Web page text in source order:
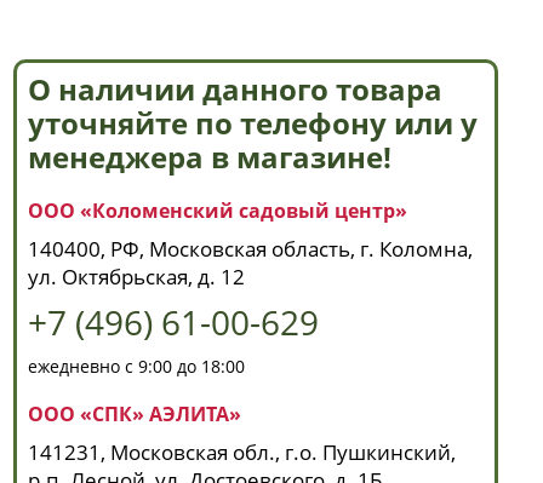
О наличии данного товара
уточняйте по телефону или у
менеджера в магазине!
ООО «Коломенский садовый центр»
140400, РФ, Московская область, г. Коломна,
ул. Октябрьская, д. 12
+7 (496) 61-00-629
ежедневно с 9:00 до 18:00
ООО «СПК» АЭЛИТА»
141231, Московская обл., г.о. Пушкинский,